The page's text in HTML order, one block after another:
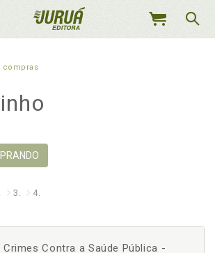
MEU
compras
3. 4.
Crimes Contra a Saúde Pública -